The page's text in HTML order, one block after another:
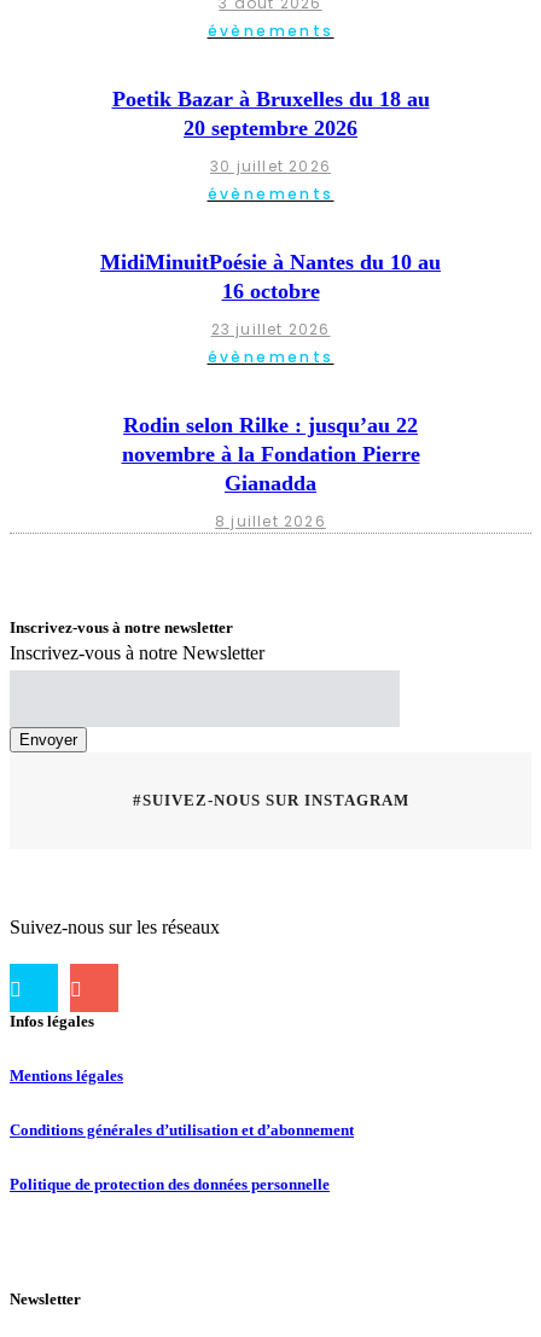
évènements
Poetik Bazar à Bruxelles du 18 au
20 septembre 2026
30 juillet 2026
évènements
MidiMinuitPoésie à Nantes du 10 au
16 octobre
23 juillet 2026
évènements
Rodin selon Rilke : jusqu’au 22
novembre à la Fondation Pierre
Gianadda
8 juillet 2026
Inscrivez-vous à notre newsletter
Inscrivez-vous à notre Newsletter
#SUIVEZ-NOUS SUR INSTAGRAM
Suivez-nous sur les réseaux
Infos légales
Mentions légales
Conditions générales d’utilisation et d’abonnement
Politique de protection des données personnelle
Newsletter